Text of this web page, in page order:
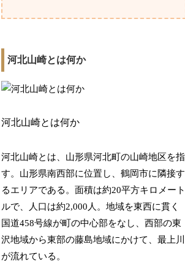
河北山崎とは何か
河北山崎とは何か
河北山崎とは、山形県河北町の山崎地区を指
す。山形県南西部に位置し、鶴岡市に隣接す
るエリアである。面積は約20平方キロメート
ルで、人口は約2,000人。地域を東西に貫く
国道458号線が町の中心部をなし、西部の東
沢地域から東部の藤島地域にかけて、最上川
が流れている。